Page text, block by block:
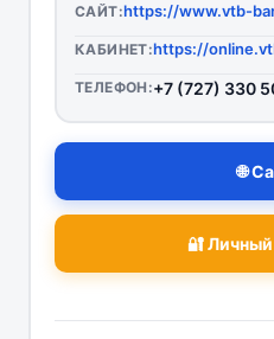
САЙТ:https://www.vtb-
КАБИНЕТ:
ТЕЛЕФОН:+7 (727) 330
🌐
🔐